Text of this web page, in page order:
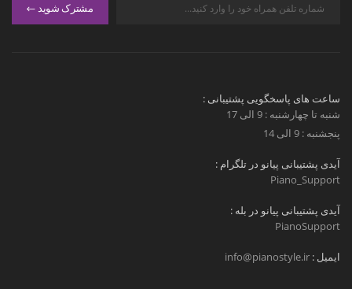
مشترک شوید
ساعت های پاسخگویی پشتیبانی :
شنبه تا چهارشنبه : 9 الی 17
پنجشنبه : 9 الی 14
آیدی پشتیبانی پیانو در تلگرام :
Piano_Support
آیدی پشتیبانی پیانو در بله :
PianoSupport
ایمیل : info@pianostyle.ir